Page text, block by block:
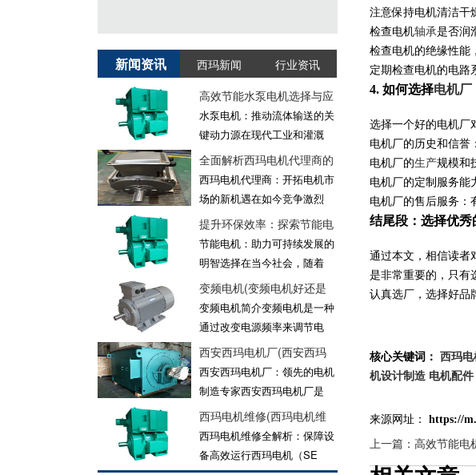
新闻资讯 西玛新闻
行业资讯
高效节能水泵电机选择与应
水泵电机：推动流体输送的关
键动力源在现代工业和灌溉
全面解析西玛电机代理商的
西玛电机代理商：开拓电机市
场的新机遇在如今竞争激烈
提升环保效率：探索节能电
节能电机：助力可持续发展的
明智选择在当今社会，随着
变频电机(变频电机好还是
变频电机简介变频电机是一种
通过改变电源频率来调节电
西安西玛电机厂(西安西玛
西安西玛电机厂：领先的电机
制造专家西安西玛电机厂是
西玛电机维修(西玛电机维
西玛电机维修全解析：保障设
备高效运行西玛电机（SE
注意保持电机清洁干
检查电机轴承是否润
检查电机的绝缘性能
定期检查电机的电路
4. 如何选择电机厂
选择一个好的电机厂
电机厂的历史和信誉
电机厂的生产规模和
电机厂的定制服务能
电机厂的售后服务：
结尾段：选择优秀
通过本文，相信读者
是非常重要的，只有
认真选厂，选择好品
核心关键词： 西玛电
机设计制造 电机配件
来源网址： https://
上一篇：高效节能电